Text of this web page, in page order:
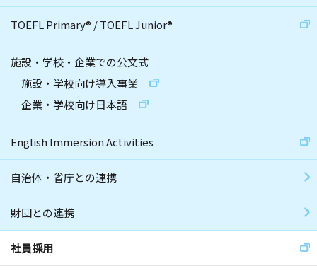
TOEFL Primary® /TOEFL Junior®
施設・学校・企業での公文式
施設・学校向け導入事業
企業・学校向け日本語
English Immersion Activities
自治体・省庁との連携
財団との連携
社員採用